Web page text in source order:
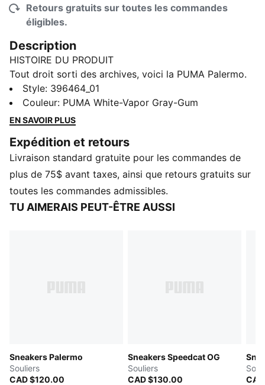
Retours gratuits sur toutes les commandes
éligibles.
Description
HISTOIRE DU PRODUIT
Tout droit sorti des archives, voici la PUMA Palermo.
Cette chaussure de terrasse classique est réactualisée
aujourd'hui avec sa construction à bout en T
emblématique, ainsi que des couleurs très audacieuses
l'héritage de PUMA dans le domaine du soccer, tout
en attirant les amateurs de chaussures de sport et de
mode d'aujourd'hui.
DÉTAILS
Chaussure basse
Style: 396464_01
Couleur: PUMA White-Vapor Gray-Gum
EN SAVOIR PLUS
Expédition et retours
Livraison standard gratuite pour les commandes de
plus de 75$ avant taxes, ainsi que retours gratuits sur
toutes les commandes admissibles.
TU AIMERAIS PEUT-ÊTRE AUSSI
Sneakers Palermo
Souliers
CAD $120.00
Sneakers Speedcat OG
Souliers
CAD $130.00